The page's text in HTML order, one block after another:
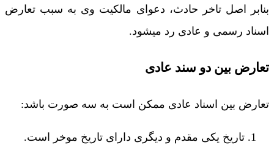
بنابر اصل تاخر حادث، دعوای مالکیت وی به سبب تعارض
اسناد رسمی و عادی رد میشود.
تعارض بین دو سند عادی
تعارض بین اسناد عادی ممکن است به سه صورت باشد:
تاریخ یکی مقدم و دیگری دارای تاریخ موخر است.